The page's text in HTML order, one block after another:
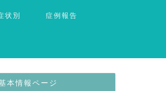
状別 症例報告
本情報ページ